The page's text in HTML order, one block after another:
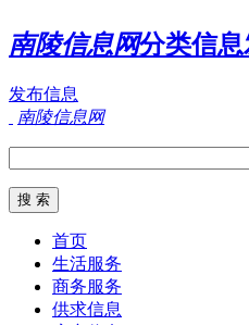
南陵信息网分类信
发布信息
南陵信息网
首页
生活服务
商务服务
供求信息